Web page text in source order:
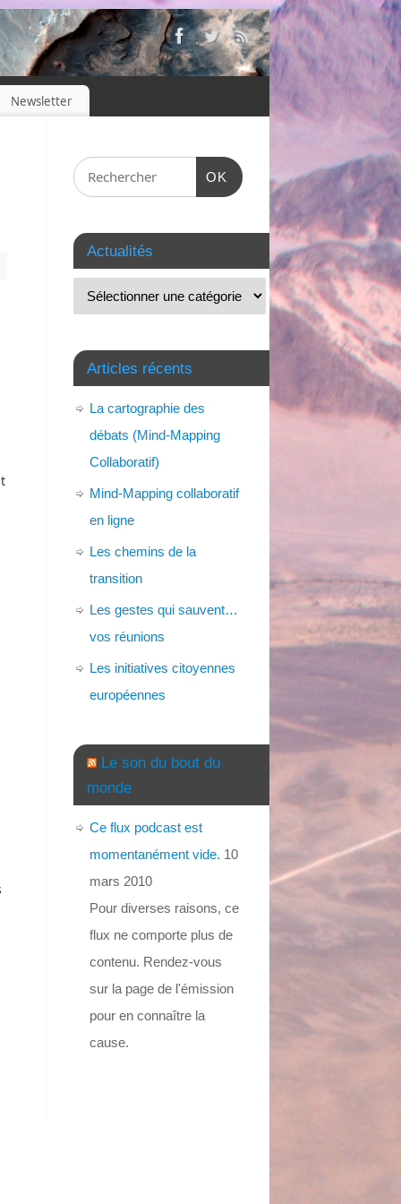
Newsletter
OK
Actualités
Articles récents
La cartographie des
débats (Mind-Mapping
Collaboratif)
Mind-Mapping collaboratif
en ligne
Les chemins de la
transition
Les gestes qui sauvent…
vos réunions
Les initiatives citoyennes
européennes
Le son du bout du
monde
Ce flux podcast est
momentanément vide. 10
mars 2010
Pour diverses raisons, ce
flux ne comporte plus de
contenu. Rendez-vous
sur la page de l'émission
pour en connaître la
cause.